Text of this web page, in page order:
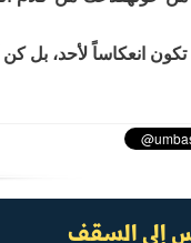
انعكاساً لأحد، بل